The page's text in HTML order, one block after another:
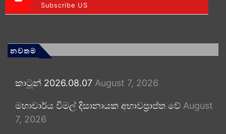
Subscribe US
නවතම
කාටූන් 2026.08.07 August 7, 2026
මහාචාර්ය විමල් දිසානායක අභාවප්‍රාප්ත වේ August
7, 2026